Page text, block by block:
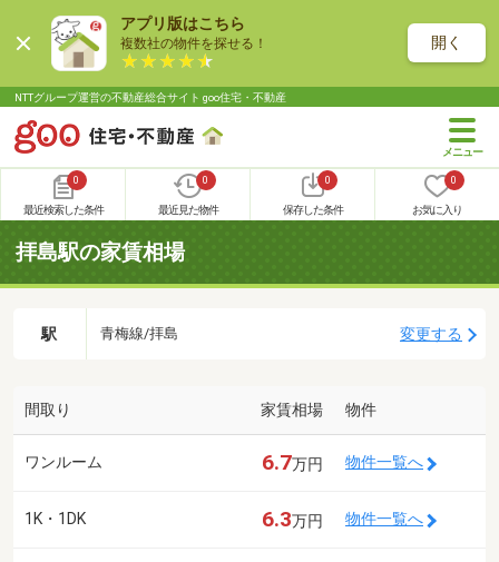
アプリ版はこちら
複数社の物件を探せる！ 開く
NTTグループ運営の不動産総合サイト goo住宅・不動産
0
最近検索した条件
0
最近見た物件
0
保存した条件
0
お気に入り
拝島駅の家賃相場
駅 青梅線/拝島 変更する
間取り 家賃相場 物件
ワンルーム 6.7万円 物件一覧へ
1K・1DK 6.3万円 物件一覧へ